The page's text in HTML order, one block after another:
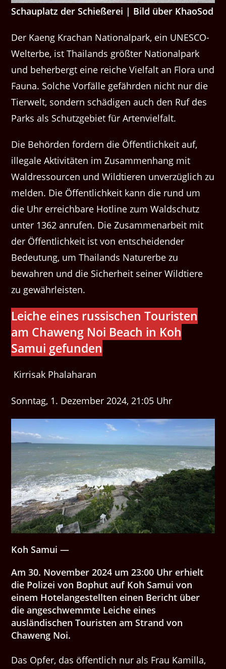
Schauplatz der Schießerei | Bild über KhaoSod
Der Kaeng Krachan Nationalpark, ein UNESCO-
Welterbe, ist Thailands größter Nationalpark
und beherbergt eine reiche Vielfalt an Flora und
Fauna. Solche Vorfälle gefährden nicht nur die
Tierwelt, sondern schädigen auch den Ruf des
Parks als Schutzgebiet für Artenvielfalt.
Die Behörden fordern die Öffentlichkeit auf,
illegale Aktivitäten im Zusammenhang mit
Waldressourcen und Wildtieren unverzüglich zu
melden. Die Öffentlichkeit kann die rund um
die Uhr erreichbare Hotline zum Waldschutz
unter 1362 anrufen. Die Zusammenarbeit mit
der Öffentlichkeit ist von entscheidender
Bedeutung, um Thailands Naturerbe zu
bewahren und die Sicherheit seiner Wildtiere
zu gewährleisten.
Leiche eines russischen Touristen
am Chaweng Noi Beach in Koh
Samui gefunden
Kirrisak Phalaharan
Sonntag, 1. Dezember 2024, 21:05 Uhr
Koh Samui —
Am 30. November 2024 um 23:00 Uhr erhielt
die Polizei von Bophut auf Koh Samui von
einem Hotelangestellten einen Bericht über
die angeschwemmte Leiche eines
ausländischen Touristen am Strand von
Chaweng Noi.
Das Opfer, das öffentlich nur als Frau Kamilla,